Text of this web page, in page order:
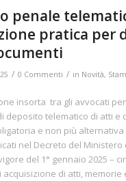
penale
pratica per
/ 0 Commenti / in Novità,
insorta tra gli avvocati
deposito telematico di atti e
e non più
nel Decreto del Ministero
del 1° gennaio 2025 –
acquisizione di atti, memorie